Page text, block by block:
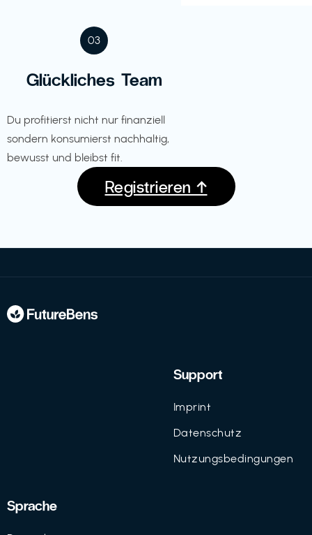
03
Glückliches Team
Du profitierst nicht nur finanziell
sondern konsumierst nachhaltig,
bewusst und bleibst fit.
Registrieren ↑
Support
Imprint
Datenschutz
Nutzungsbedingungen
Sprache